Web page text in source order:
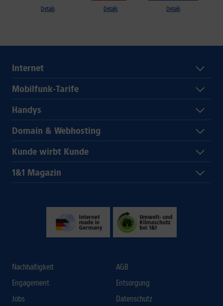
Details Details Details
Internet
Mobilfunk-Tarife
Handys
Domain & Webhosting
Kunde wirbt Kunde
1&1 Magazin
Nachhaltigkeit
Engagement
Jobs
AGB
Entsorgung
Datenschutz